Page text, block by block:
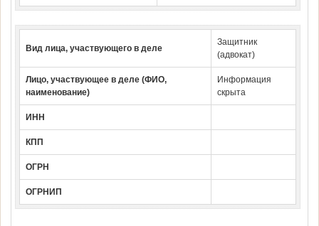
Вид лица, участвующего в деле
Защитник
(адвокат)
Лицо, участвующее в деле (ФИО,
наименование)
Информация
скрыта
ИНН
КПП
ОГРН
ОГРНИП